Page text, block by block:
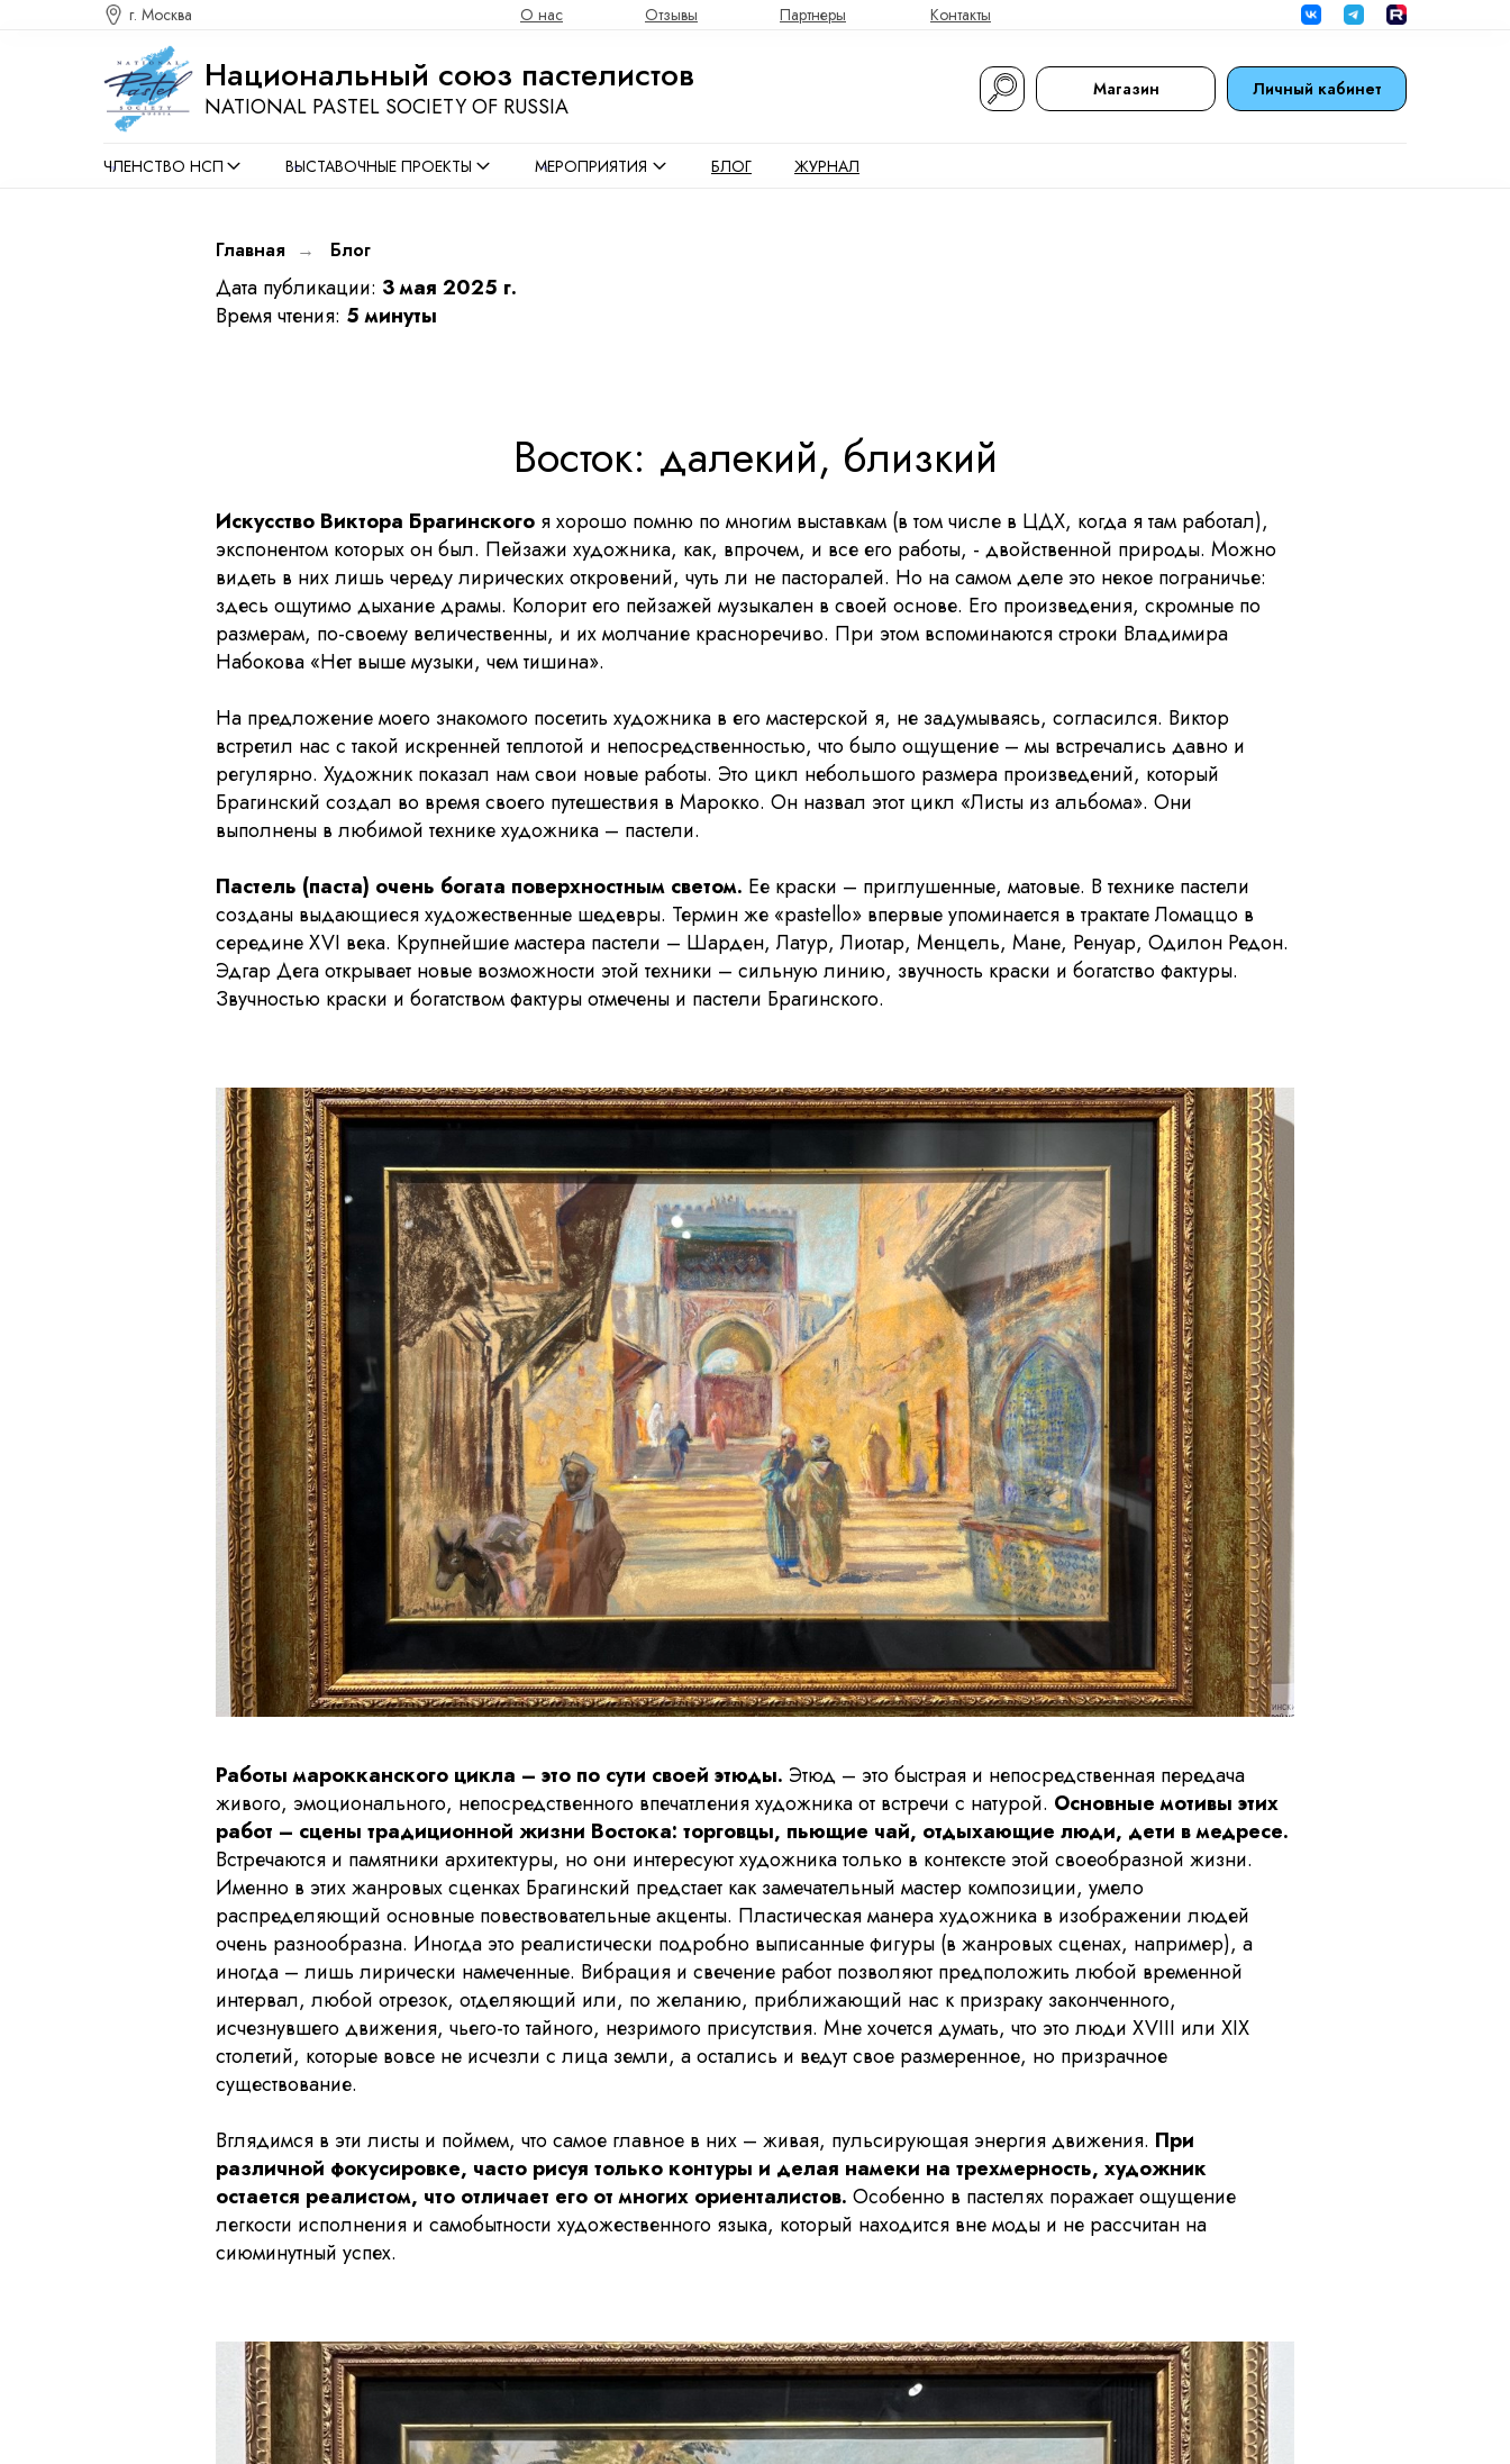
ЧЛЕНСТВО НСП МЕРОПРИЯТИЯ
ВЫСТАВОЧНЫЕ ПРОЕКТЫ
Национальный cоюз пастелистов
NATIONAL PASTEL SOCIETY OF RUSSIA
О нас
г. Москва
ЖУРНАЛ
БЛОГ
Отзывы Партнеры Контакты
Личный кабинет
Магазин
ЖУРНАЛ Личный кабинет
Главная → Блог
Дата публикации: 3 мая 2025 г.
Время чтения: 5 минуты
Восток: далекий, близкий
Искусство Виктора Брагинского я хорошо помню по многим выставкам (в том числе в ЦДХ, когда я там работал),
экспонентом которых он был. Пейзажи художника, как, впрочем, и все его работы, - двойственной природы. Можно
видеть в них лишь череду лирических откровений, чуть ли не пасторалей. Но на самом деле это некое пограничье:
здесь ощутимо дыхание драмы. Колорит его пейзажей музыкален в своей основе. Его произведения, скромные по
размерам, по-своему величественны, и их молчание красноречиво. При этом вспоминаются строки Владимира
Набокова «Нет выше музыки, чем тишина».
На предложение моего знакомого посетить художника в его мастерской я, не задумываясь, согласился. Виктор
встретил нас с такой искренней теплотой и непосредственностью, что было ощущение – мы встречались давно и
регулярно. Художник показал нам свои новые работы. Это цикл небольшого размера произведений, который
Брагинский создал во время своего путешествия в Марокко. Он назвал этот цикл «Листы из альбома». Они
выполнены в любимой технике художника – пастели.
Пастель (паста) очень богата поверхностным светом. Ее краски – приглушенные, матовые. В технике пастели
созданы выдающиеся художественные шедевры. Термин же «pastello» впервые упоминается в трактате Ломаццо в
середине XVI века. Крупнейшие мастера пастели – Шарден, Латур, Лиотар, Менцель, Мане, Ренуар, Одилон Редон.
Эдгар Дега открывает новые возможности этой техники – сильную линию, звучность краски и богатство фактуры.
Звучностью краски и богатством фактуры отмечены и пастели Брагинского.
Работы марокканского цикла – это по сути своей этюды. Этюд – это быстрая и непосредственная передача
живого, эмоционального, непосредственного впечатления художника от встречи с натурой. Основные мотивы этих
работ – сцены традиционной жизни Востока: торговцы, пьющие чай, отдыхающие люди, дети в медресе.
Встречаются и памятники архитектуры, но они интересуют художника только в контексте этой своеобразной жизни.
Именно в этих жанровых сценках Брагинский предстает как замечательный мастер композиции, умело
распределяющий основные повествовательные акценты. Пластическая манера художника в изображении людей
очень разнообразна. Иногда это реалистически подробно выписанные фигуры (в жанровых сценах, например), а
иногда – лишь лирически намеченные. Вибрация и свечение работ позволяют предположить любой временной
интервал, любой отрезок, отделяющий или, по желанию, приближающий нас к призраку законченного,
исчезнувшего движения, чьего-то тайного, незримого присутствия. Мне хочется думать, что это люди XVIII или XIX
столетий, которые вовсе не исчезли с лица земли, а остались и ведут свое размеренное, но призрачное
существование.
Вглядимся в эти листы и поймем, что самое главное в них – живая, пульсирующая энергия движения. При
различной фокусировке, часто рисуя только контуры и делая намеки на трехмерность, художник
остается реалистом, что отличает его от многих ориенталистов. Особенно в пастелях поражает ощущение
легкости исполнения и самобытности художественного языка, который находится вне моды и не рассчитан на
сиюминутный успех.